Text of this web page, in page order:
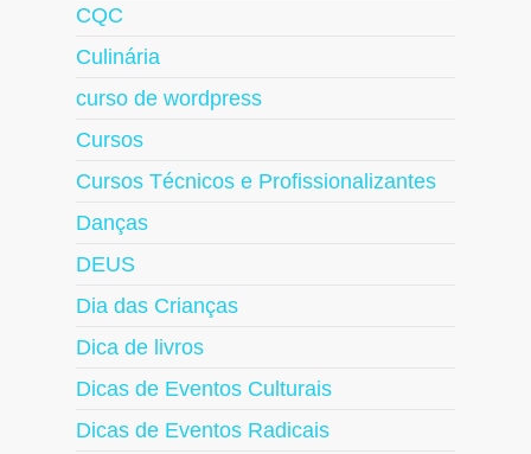
CQC
Culinária
curso de wordpress
Cursos
Cursos Técnicos e Profissionalizantes
Danças
DEUS
Dia das Crianças
Dica de livros
Dicas de Eventos Culturais
Dicas de Eventos Radicais